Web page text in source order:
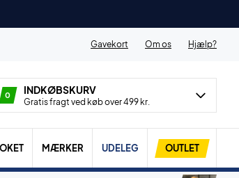
Gavekort Om os Hjælp?
0 INDKØBSKURV
Gratis fragt ved køb over 499 kr.
MÆRKER UDELEG OUTLET